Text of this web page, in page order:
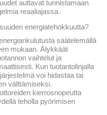
auttavat tunnistamaan
reaaliajassa.
energiatehokkuutta?
säätelemällä
mukaan. Älykkäät
vaihtelut ja
Kun tuotantolinjalla
voi hidastaa tai
välttämiseksi.
kierrosnopeutta
teholla pyörimisen